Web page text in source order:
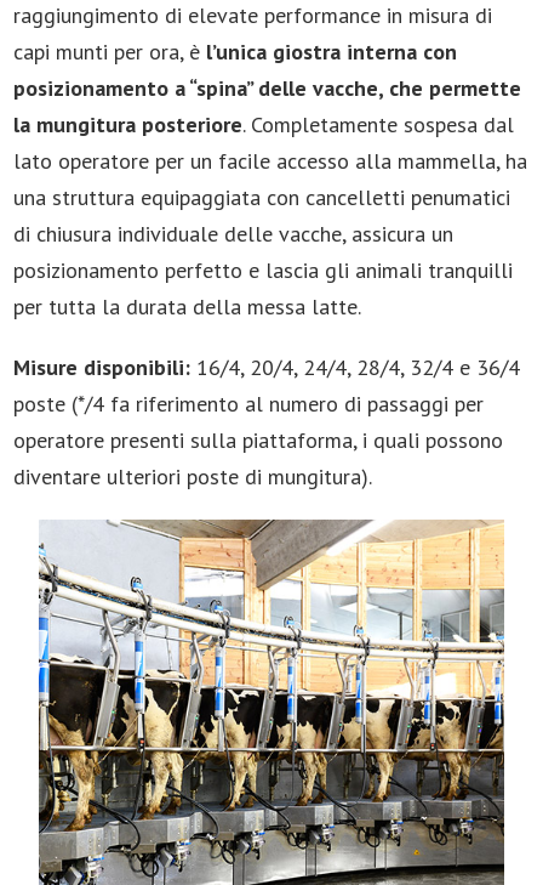
raggiungimento di elevate performance in misura di
capi munti per ora, è l’unica giostra interna con
posizionamento a “spina” delle vacche, che permette
la mungitura posteriore. Completamente sospesa dal
lato operatore per un facile accesso alla mammella, ha
una struttura equipaggiata con cancelletti penumatici
di chiusura individuale delle vacche, assicura un
posizionamento perfetto e lascia gli animali tranquilli
per tutta la durata della messa latte.
Misure disponibili: 16/4, 20/4, 24/4, 28/4, 32/4 e 36/4
poste (*/4 fa riferimento al numero di passaggi per
operatore presenti sulla piattaforma, i quali possono
diventare ulteriori poste di mungitura).